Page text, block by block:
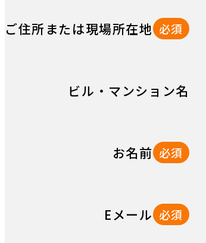
ご住所または現場所在地 必須
ビル・マンション名
お名前 必須
Eメール 必須